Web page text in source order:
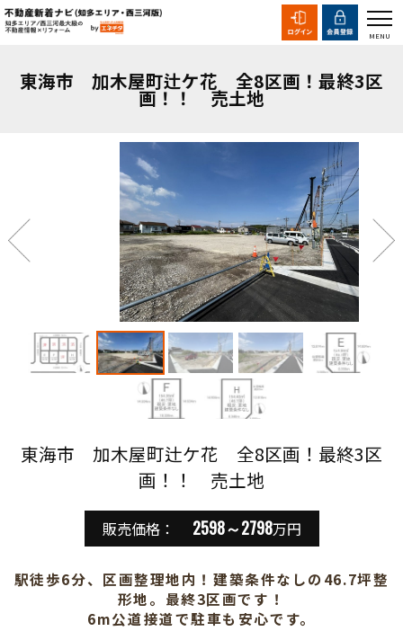
東海市 加木屋町辻ケ花 全8区画！最終3区
画！！ 売土地
東海市 加木屋町辻ケ花 全8区画！最終3区
画！！ 売土地
販売価格： 2598～2798万円
駅徒歩6分、区画整理地内！建築条件なしの46.7坪整
形地。最終3区画です！
6m公道接道で駐車も安心です。